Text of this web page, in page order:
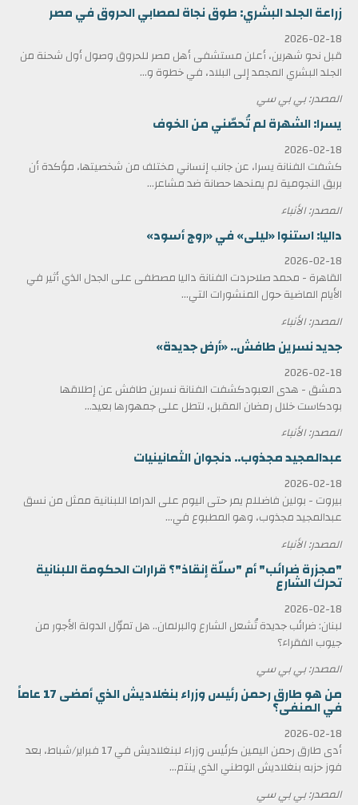
زراعة الجلد البشري: طوق نجاة لمصابي الحروق في مصر
2026-02-18
قبل نحو شهرين، أعلن مستشفى أهل مصر للحروق وصول أول شحنة من
الجلد البشري المجمد إلى البلاد، في خطوة و...
المصدر: بي بي سي
يسرا: الشهرة لم تُحصّني من الخوف
2026-02-18
كشفت الفنانة يسرا، عن جانب إنساني مختلف من شخصيتها، مؤكدة أن
بريق النجومية لم يمنحها حصانة ضد مشاعر...
المصدر: الأنباء
داليا: استنوا «ليلى» في «روج أسود»
2026-02-18
القاهرة - محمد صلاحردت الفنانة داليا مصطفى على الجدل الذي أثير في
الأيام الماضية حول المنشورات التي...
المصدر: الأنباء
جديد نسرين طافش.. «أرض جديدة»
2026-02-18
دمشق - هدى العبودكشفت الفنانة نسرين طافش عن إطلاقها
بودكاست خلال رمضان المقبل، لتطل على جمهورها بعيد...
المصدر: الأنباء
عبدالمجيد مجذوب.. دنجوان الثمانينيات
2026-02-18
بيروت - بولين فاضللم يمر حتى اليوم على الدراما اللبنانية ممثل من نسق
عبدالمجيد مجذوب، وهو المطبوع في...
المصدر: الأنباء
"مجزرة ضرائب" أم "سلّة إنقاذ"؟ قرارات الحكومة اللبنانية
تحرك الشارع
2026-02-18
لبنان: ضرائب جديدة تُشعل الشارع والبرلمان.. هل تموّل الدولة الأجور من
جيوب الفقراء؟
المصدر: بي بي سي
من هو طارق رحمن رئيس وزراء بنغلاديش الذي أمضى 17 عاماً
في المنفى؟
2026-02-18
أدى طارق رحمن اليمين كرئيس وزراء لبنغلاديش في 17 فبراير/شباط، بعد
فوز حزبه بنغلاديش الوطني الذي ينتم...
المصدر: بي بي سي